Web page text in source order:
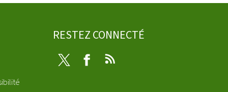
RESTEZ CONNECTÉ
Twitter Facebook